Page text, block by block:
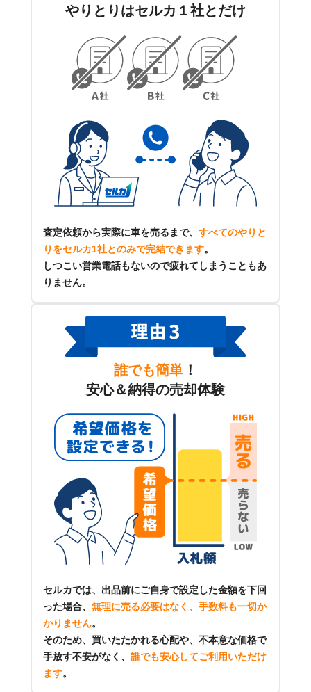
やりとりはセルカ１社とだけ
査定依頼から実際に車を売るまで、 すべてのやりと
りをセルカ1社とのみで完結できます。
しつこい営業電話もないので疲れてしまうこともあ
りません。
誰でも簡単 ！
安心＆納得の売却体験
セルカでは、出品前にご自身で設定した金額を下回
った場合、 無理に売る必要はなく、手数料も一切か
かりません。
そのため、買いたたかれる心配や、不本意な価格で
手放す不安がなく、 誰でも安心してご利用いただけ
ます。